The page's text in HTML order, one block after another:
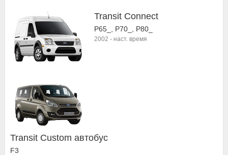
Transit Connect
P65_, P70_, P80_
2002 - наст. время
Transit Custom автобус
F3